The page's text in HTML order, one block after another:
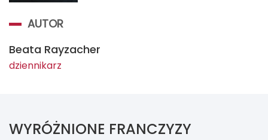
AUTOR
Beata Rayzacher
dziennikarz
WYRÓŻNIONE FRANCZYZY